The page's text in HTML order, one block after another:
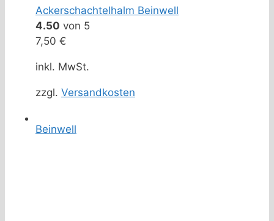
Ackerschachtelhalm Beinwell
4.50 von 5
7,50 €
inkl. MwSt.
zzgl. Versandkosten
Beinwell